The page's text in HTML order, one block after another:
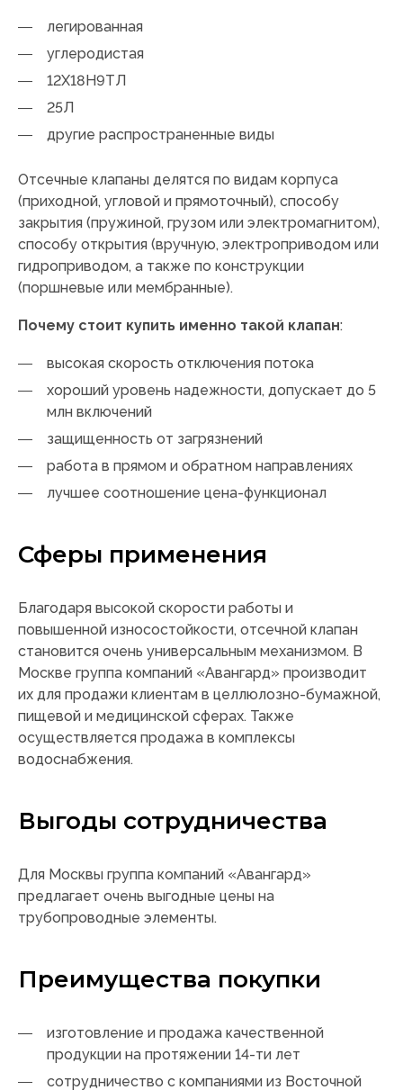
легированная
углеродистая
12Х18Н9ТЛ
25Л
другие распространенные виды
Отсечные клапаны делятся по видам корпуса
(приходной, угловой и прямоточный), способу
закрытия (пружиной, грузом или электромагнитом),
способу открытия (вручную, электроприводом или
гидроприводом, а также по конструкции
(поршневые или мембранные).
Почему стоит купить именно такой клапан:
высокая скорость отключения потока
хороший уровень надежности, допускает до 5
млн включений
защищенность от загрязнений
работа в прямом и обратном направлениях
лучшее соотношение цена-функционал
Сферы применения
Благодаря высокой скорости работы и
повышенной износостойкости, отсечной клапан
становится очень универсальным механизмом. В
Москве группа компаний «Авангард» производит
их для продажи клиентам в целлюлозно-бумажной,
пищевой и медицинской сферах. Также
осуществляется продажа в комплексы
водоснабжения.
Выгоды сотрудничества
Для Москвы группа компаний «Авангард»
предлагает очень выгодные цены на
трубопроводные элементы.
Преимущества покупки
изготовление и продажа качественной
продукции на протяжении 14-ти лет
сотрудничество с компаниями из Восточной